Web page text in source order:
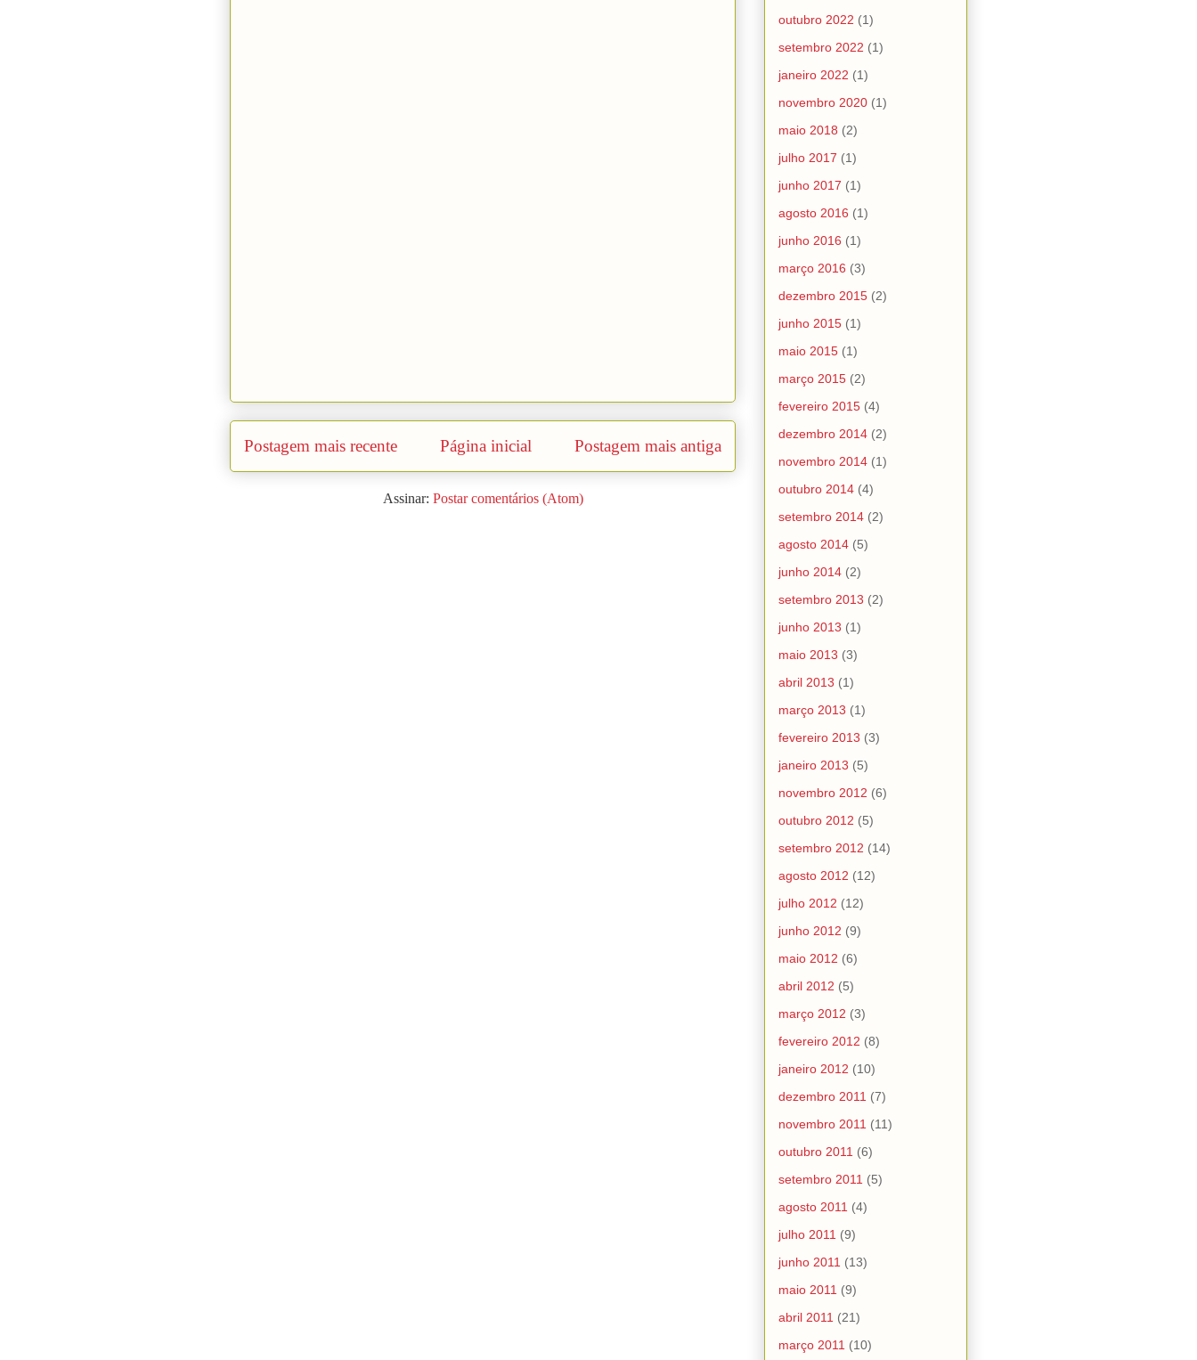
Postagem mais recente Postagem mais antiga
Página inicial
Assinar: Postar comentários (Atom)
outubro 2022 (1)
setembro 2022 (1)
janeiro 2022 (1)
novembro 2020 (1)
maio 2018 (2)
julho 2017 (1)
junho 2017 (1)
agosto 2016 (1)
junho 2016 (1)
março 2016 (3)
dezembro 2015 (2)
junho 2015 (1)
maio 2015 (1)
março 2015 (2)
fevereiro 2015 (4)
dezembro 2014 (2)
novembro 2014 (1)
outubro 2014 (4)
setembro 2014 (2)
agosto 2014 (5)
junho 2014 (2)
setembro 2013 (2)
junho 2013 (1)
maio 2013 (3)
abril 2013 (1)
março 2013 (1)
fevereiro 2013 (3)
janeiro 2013 (5)
novembro 2012 (6)
outubro 2012 (5)
setembro 2012 (14)
agosto 2012 (12)
julho 2012 (12)
junho 2012 (9)
maio 2012 (6)
abril 2012 (5)
março 2012 (3)
fevereiro 2012 (8)
janeiro 2012 (10)
dezembro 2011 (7)
novembro 2011 (11)
outubro 2011 (6)
setembro 2011 (5)
agosto 2011 (4)
julho 2011 (9)
junho 2011 (13)
maio 2011 (9)
abril 2011 (21)
março 2011 (10)